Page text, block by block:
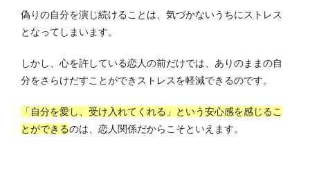
偽りの自分を演じ続けることは、気づかないうちにストレス
となってしまいます。
しかし、心を許している恋人の前だけでは、ありのままの自
分をさらけだすことができストレスを軽減できるのです。
「自分を愛し、受け入れてくれる」という安心感を感じるこ
とができるのは、恋人関係だからこそといえます。